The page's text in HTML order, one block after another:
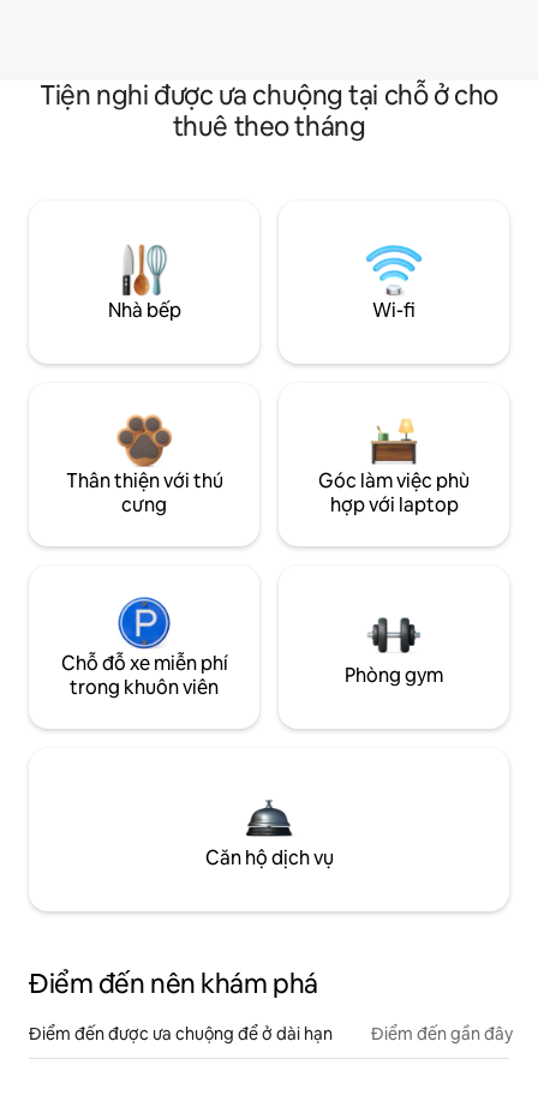
Tiện nghi được ưa chuộng tại chỗ ở cho
thuê theo tháng
Nhà bếp Wi-fi
Thân thiện với thú
cưng
Góc làm việc phù
hợp với laptop
Chỗ đỗ xe miễn phí
trong khuôn viên
Phòng gym
Căn hộ dịch vụ
Điểm đến nên khám phá
Điểm đến được ưa chuộng để ở dài hạn Điểm đến gần đây